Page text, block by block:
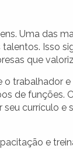
Uma das
Isso
que
trabalhador
de funções.
currículo e
e